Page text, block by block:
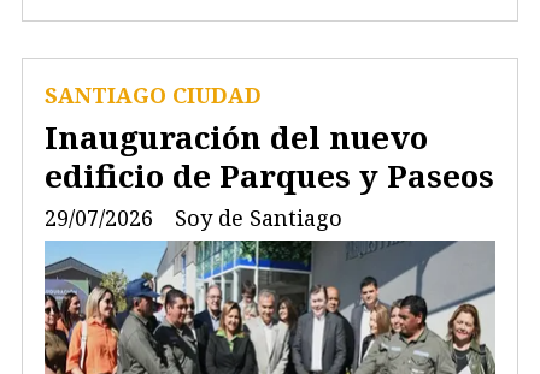
Inauguración del nuevo
edificio de Parques y Paseos
Soy de Santiago
SANTIAGO CIUDAD
29/07/2026